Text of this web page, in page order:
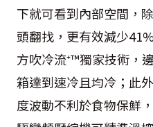
下就可看到內部空間，
頭翻找，更有效減少
方吹冷流⁺™獨家技術，
箱達到速冷且均冷；此
度波動不利於食物保鮮